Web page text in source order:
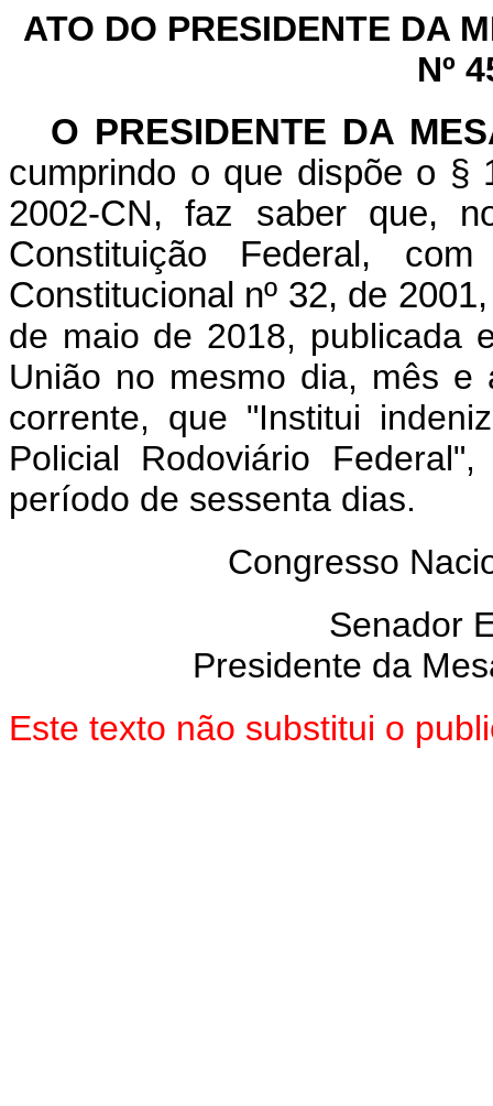
ATO DO PRESIDENTE DA
Nº
O PRESIDENTE DA
cumprindo o que dispõe o §
2002-CN, faz saber que,
Constituição Federal,
Constitucional nº 32, de
de maio de 2018, publicada
União no mesmo dia, mês
corrente, que "Institui
Policial Rodoviário
período de sessenta dias.
Congresso
Senador
Presidente da
Este texto não substitui o